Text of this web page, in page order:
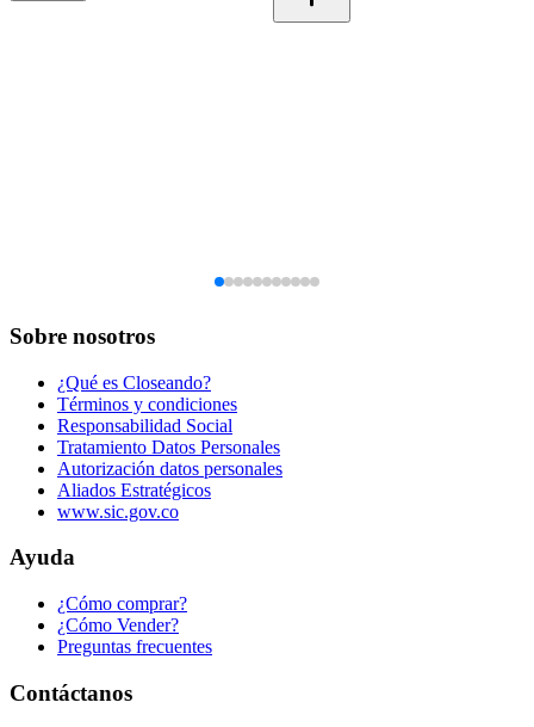
Sobre nosotros
¿Qué es Closeando?
Términos y condiciones
Responsabilidad Social
Tratamiento Datos Personales
Autorización datos personales
Aliados Estratégicos
www.sic.gov.co
Ayuda
¿Cómo comprar?
¿Cómo Vender?
Preguntas frecuentes
Contáctanos